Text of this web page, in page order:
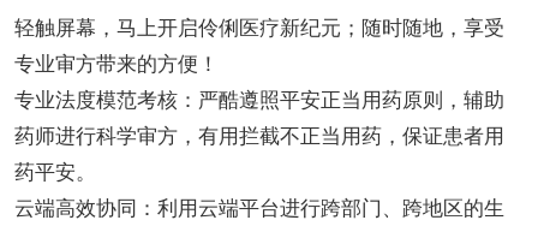
轻触屏幕，马上开启伶俐医疗新纪元；随时随地，享受
专业审方带来的方便！
专业法度模范考核：严酷遵照平安正当用药原则，辅助
药师进行科学审方，有用拦截不正当用药，保证患者用
药平安。
云端高效协同：利用云端平台进行跨部门、跨地区的生